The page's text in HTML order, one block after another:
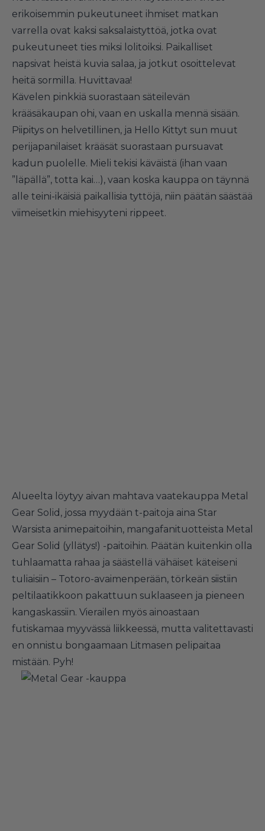
erikoisemmin pukeutuneet ihmiset matkan
varrella ovat kaksi saksalaistyttöä, jotka ovat
pukeutuneet ties miksi lolitoiksi. Paikalliset
napsivat heistä kuvia salaa, ja jotkut osoittelevat
heitä sormilla. Huvittavaa!
Kävelen pinkkiä suorastaan säteilevän
krääsäkaupan ohi, vaan en uskalla mennä sisään.
Piipitys on helvetillinen, ja Hello Kittyt sun muut
perijapanilaiset krääsät suorastaan pursuavat
kadun puolelle. Mieli tekisi käväistä (ihan vaan
”läpällä”, totta kai…), vaan koska kauppa on täynnä
alle teini-ikäisiä paikallisia tyttöjä, niin päätän säästää
viimeisetkin miehisyyteni rippeet.
Alueelta löytyy aivan mahtava vaatekauppa Metal
Gear Solid, jossa myydään t-paitoja aina Star
Warsista animepaitoihin, mangafanituotteista Metal
Gear Solid (yllätys!) -paitoihin. Päätän kuitenkin olla
tuhlaamatta rahaa ja säästellä vähäiset käteiseni
tuliaisiin – Totoro-avaimenperään, törkeän siistiin
peltilaatikkoon pakattuun suklaaseen ja pieneen
kangaskassiin. Vierailen myös ainoastaan
futiskamaa myyvässä liikkeessä, mutta valitettavasti
en onnistu bongaamaan Litmasen pelipaitaa
mistään. Pyh!